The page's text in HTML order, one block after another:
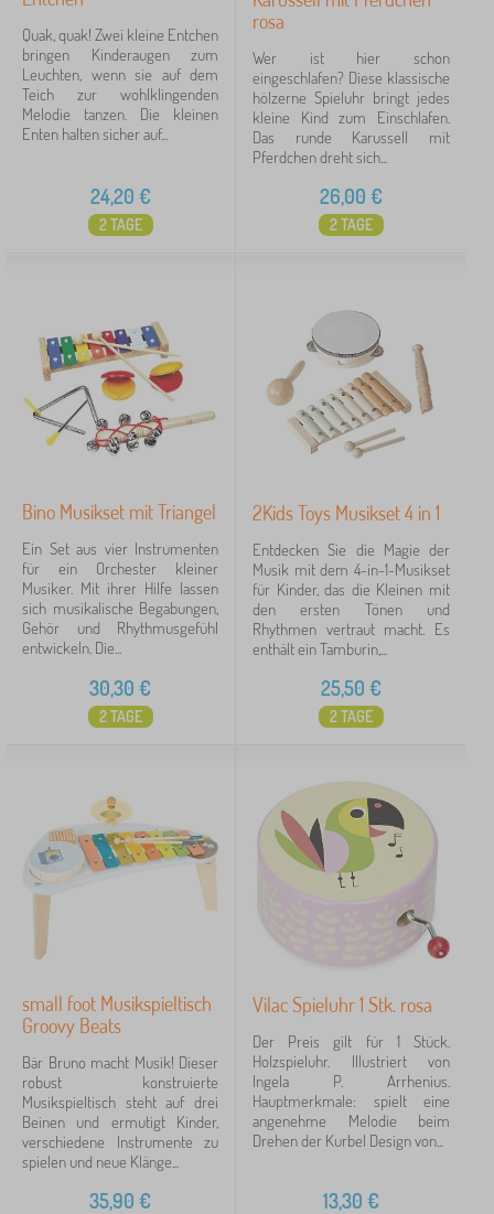
Quak, quak! Zwei kleine Entchen
bringen Kinderaugen zum
Leuchten, wenn sie auf dem
Teich zur wohlklingenden
Melodie tanzen. Die kleinen
Enten halten sicher auf...
24,20 €
2 TAGE
rosa
Wer ist hier schon
eingeschlafen? Diese klassische
hölzerne Spieluhr bringt jedes
kleine Kind zum Einschlafen.
Das runde Karussell mit
Pferdchen dreht sich...
26,00 €
2 TAGE
Bino Musikset mit Triangel
Ein Set aus vier Instrumenten
für ein Orchester kleiner
Musiker. Mit ihrer Hilfe lassen
sich musikalische Begabungen,
Gehör und Rhythmusgefühl
entwickeln. Die...
30,30 €
2 TAGE
2Kids Toys Musikset 4 in 1
Entdecken Sie die Magie der
Musik mit dem 4-in-1-Musikset
für Kinder, das die Kleinen mit
den ersten Tönen und
Rhythmen vertraut macht. Es
enthält ein Tamburin,...
25,50 €
2 TAGE
small foot Musikspieltisch
Groovy Beats
Bär Bruno macht Musik! Dieser
robust konstruierte
Musikspieltisch steht auf drei
Beinen und ermutigt Kinder,
verschiedene Instrumente zu
spielen und neue Klänge...
35,90 €
Vilac Spieluhr 1 Stk. rosa
Der Preis gilt für 1 Stück.
Holzspieluhr. Illustriert von
Ingela P. Arrhenius.
Hauptmerkmale: spielt eine
angenehme Melodie beim
Drehen der Kurbel Design von...
13,30 €